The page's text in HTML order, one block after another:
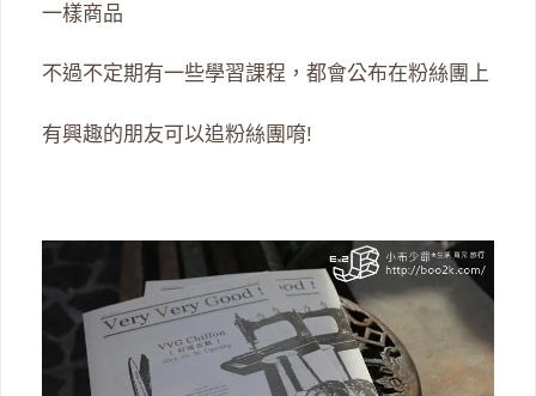
一樣商品
不過不定期有一些學習課程，都會公布在粉絲團上
有興趣的朋友可以追粉絲團唷!